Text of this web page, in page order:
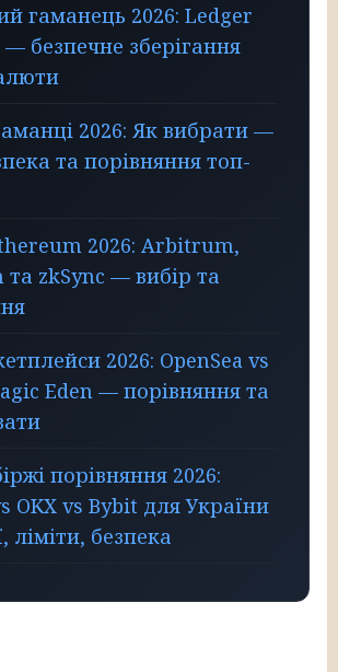
гаманець 2026: Ledger
безпечне зберігання
2026: Як вибрати —
та порівняння топ-
2026: Arbitrum,
zkSync — вибір та
2026: OpenSea vs
Eden — порівняння та
порівняння 2026:
OKX vs Bybit для України
ліміти, безпека